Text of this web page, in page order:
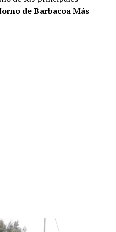
de Barbacoa Más